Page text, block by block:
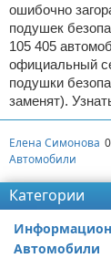
ошибочно
подушек
105 405
официальный
подушки
заменят).
Елена Симонова
Автомобили
Категории
Автомобили